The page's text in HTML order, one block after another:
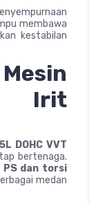
membawa
kestabilan
Irit
DOHC VVT
bertenaga.
PS dan torsi
medan